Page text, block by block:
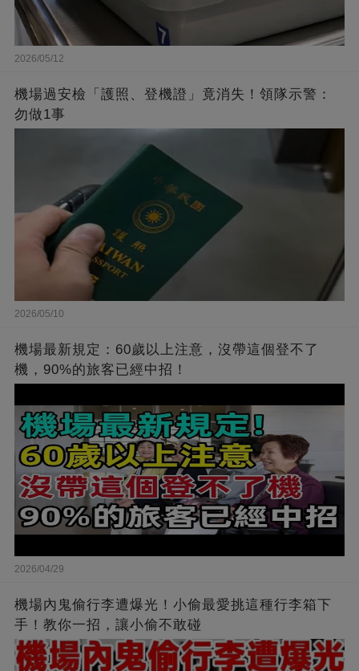
2026/05/12
機場過安檢「護照、登機證」竟消失！領隊示警：
勿做1事
2026/05/10
機場最新規定：60歲以上注意，沒帶這個登不了
機，90%的旅客已經中招！
2026/04/29
機場內鬼偷行李遭爆光！小偷最愛挑這種行李箱下
手！教你一招，讓小偷不敢碰